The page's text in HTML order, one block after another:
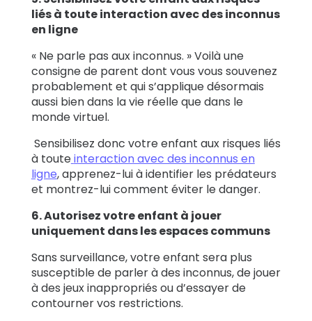
liés à toute interaction avec des inconnus
en ligne
« Ne parle pas aux inconnus. » Voilà une
consigne de parent dont vous vous souvenez
probablement et qui s’applique désormais
aussi bien dans la vie réelle que dans le
monde virtuel.
Sensibilisez donc votre enfant aux risques liés
à touteinteraction avec des inconnus en
ligne, apprenez-lui à identifier les prédateurs
et montrez-lui comment éviter le danger.
6. Autorisez votre enfant à jouer
uniquement dans les espaces communs
Sans surveillance, votre enfant sera plus
susceptible de parler à des inconnus, de jouer
à des jeux inappropriés ou d’essayer de
contourner vos restrictions.